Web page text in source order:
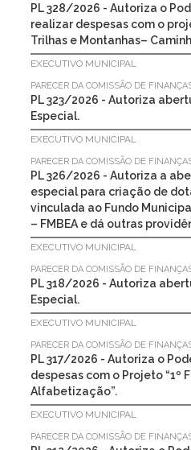
PL 328/2026 - Autoriza o
realizar despesas com o
Trilhas e Montanhas–
EXECUTIVO MUNICIPAL
PARECER DA COMISSÃO DE
PL 323/2026 - Autoriza
Especial.
EXECUTIVO MUNICIPAL
PARECER DA COMISSÃO DE
PL 326/2026 - Autoriza a
especial para criação de
vinculada ao Fundo
– FMBEA e dá outras
EXECUTIVO MUNICIPAL
PARECER DA COMISSÃO DE
PL 318/2026 - Autoriza
Especial.
EXECUTIVO MUNICIPAL
PARECER DA COMISSÃO DE
PL 317/2026 - Autoriza o
despesas com o Projeto “1º
Alfabetização”.
EXECUTIVO MUNICIPAL
PARECER DA COMISSÃO DE